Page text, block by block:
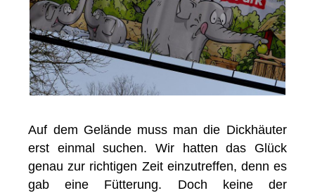
Auf dem Gelände muss man die Dickhäuter
erst einmal suchen. Wir hatten das Glück
genau zur richtigen Zeit einzutreffen, denn es
gab eine Fütterung. Doch keine der